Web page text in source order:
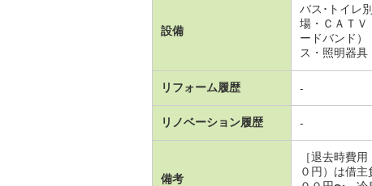
設備
バス･トイレ
場・ＣＡＴＶ
ードバンド）
ス・照明器具
リフォーム履歴 -
リノベーション履歴 -
備考
［退去時費
０円）は借